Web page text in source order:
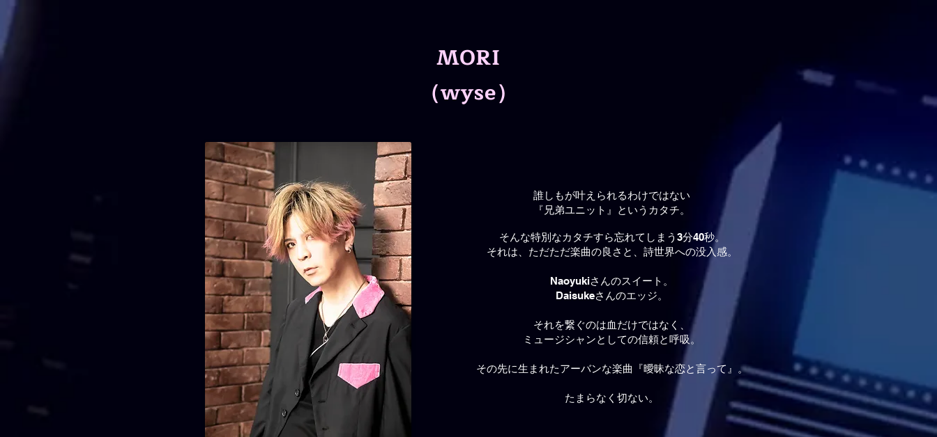
MORI
（wyse）
誰しもが叶えられるわけではない
『兄弟ユニット』というカタチ。
そんな特別なカタチすら忘れてしまう3分40秒。
それは、ただただ楽曲の良さと、詩世界への没入感。
Naoyukiさんのスイート。
Daisukeさんのエッジ。
それを繋ぐのは血だけではなく、
ミュージシャンとしての信頼と呼吸。
その先に生まれたアーバンな楽曲『曖昧な恋と言って』。
たまらなく切ない。